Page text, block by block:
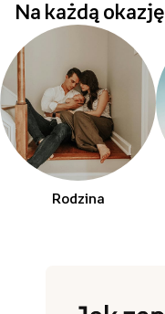
Na każdą okazję
Rodzina